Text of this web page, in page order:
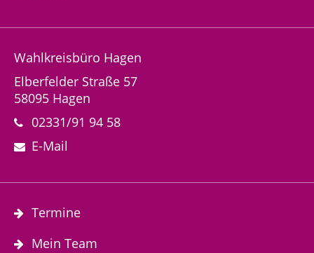
Wahlkreisbüro Hagen
Elberfelder Straße 57
58095 Hagen
02331/91 94 58
E-Mail
Termine
Mein Team